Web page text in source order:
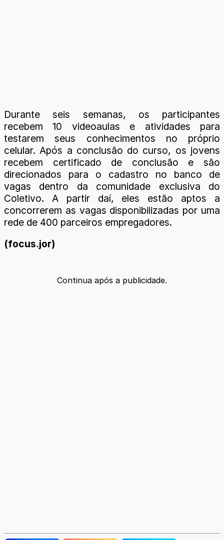
Durante seis semanas, os participantes
recebem 10 videoaulas e atividades para
testarem seus conhecimentos no próprio
celular. Após a conclusão do curso, os jovens
recebem certificado de conclusão e são
direcionados para o cadastro no banco de
vagas dentro da comunidade exclusiva do
Coletivo. A partir daí, eles estão aptos a
concorrerem as vagas disponibilizadas por uma
rede de 400 parceiros empregadores.
(focus.jor)
Continua após a publicidade.